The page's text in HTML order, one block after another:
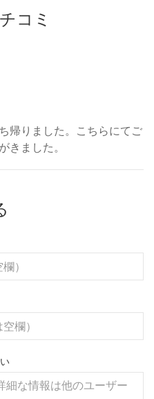
コミ
帰りました。こちらにてご
きました。